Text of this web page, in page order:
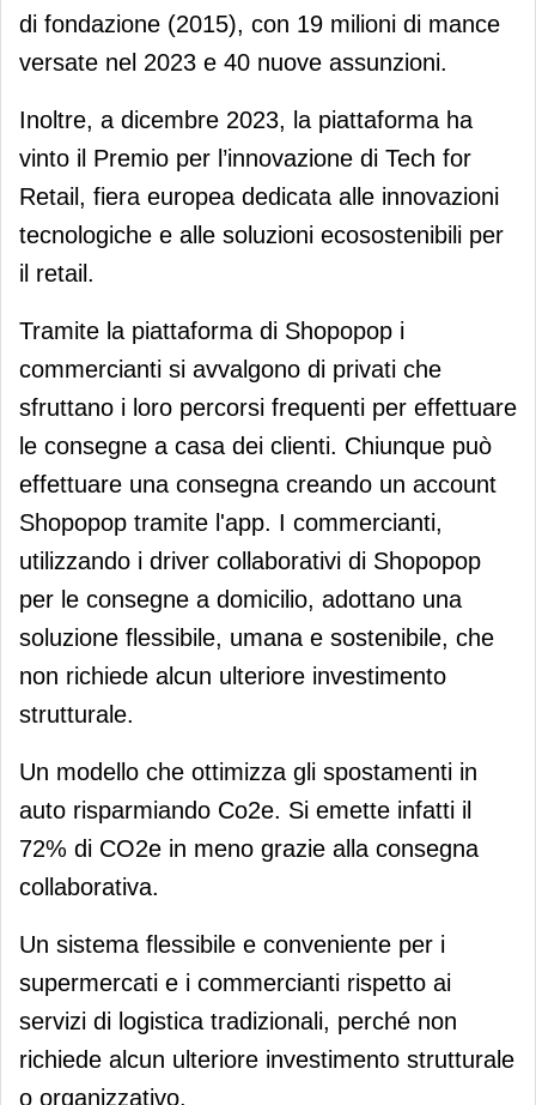
di fondazione (2015), con 19 milioni di mance
versate nel 2023 e 40 nuove assunzioni.
Inoltre, a dicembre 2023, la piattaforma ha
vinto il Premio per l’innovazione di Tech for
Retail, fiera europea dedicata alle innovazioni
tecnologiche e alle soluzioni ecosostenibili per
il retail.
Tramite la piattaforma di Shopopop i
commercianti si avvalgono di privati che
sfruttano i loro percorsi frequenti per effettuare
le consegne a casa dei clienti. Chiunque può
effettuare una consegna creando un account
Shopopop tramite l'app. I commercianti,
utilizzando i driver collaborativi di Shopopop
per le consegne a domicilio, adottano una
soluzione flessibile, umana e sostenibile, che
non richiede alcun ulteriore investimento
strutturale.
Un modello che ottimizza gli spostamenti in
auto risparmiando Co2e. Si emette infatti il
72% di CO2e in meno grazie alla consegna
collaborativa.
Un sistema flessibile e conveniente per i
supermercati e i commercianti rispetto ai
servizi di logistica tradizionali, perché non
richiede alcun ulteriore investimento strutturale
o organizzativo.